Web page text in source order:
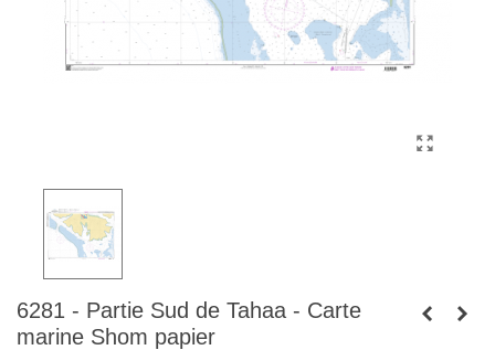
6281 - Partie Sud de Tahaa - Carte
marine Shom papier